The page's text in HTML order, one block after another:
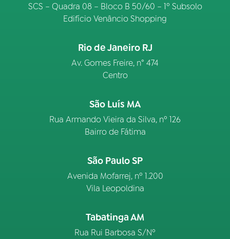
SCS – Quadra 08 – Bloco B 50/60 – 1º Subsolo
Edifício Venâncio Shopping
Rio de Janeiro RJ
Av. Gomes Freire, n° 474
Centro
São Luís MA
Rua Armando Vieira da Silva, nº 126
Bairro de Fátima
São Paulo SP
Avenida Mofarrej, nº 1.200
Vila Leopoldina
Tabatinga AM
Rua Rui Barbosa S/Nº